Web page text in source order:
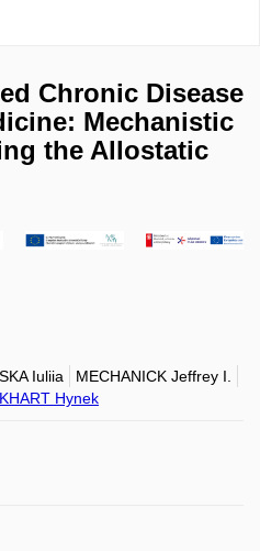
Chronic Disease
Mechanistic
the Allostatic
Iuliia
MECHANICK Jeffrey I.
Hynek